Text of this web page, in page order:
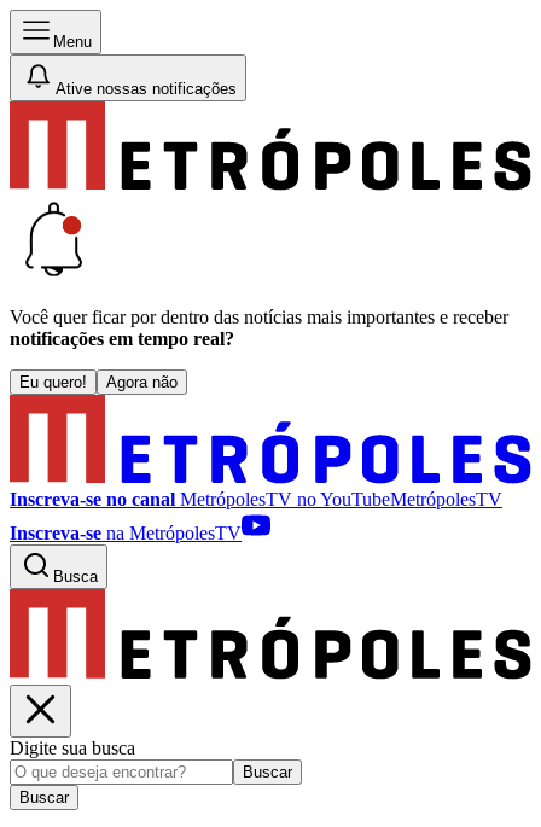
Menu
Ative nossas notificações
Você quer ficar por dentro das notícias mais importantes e receber
notificações em tempo real?
Eu quero! Agora não
Inscreva-se no canal MetrópolesTV noYouTubeMetrópolesTV
Inscreva-se na MetrópolesTV
Busca
Digite sua busca
Buscar
Buscar